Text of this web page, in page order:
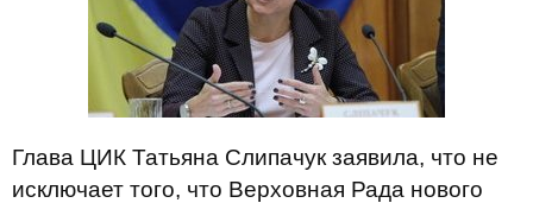
Глава ЦИК Татьяна Слипачук заявила, что не
исключает того, что Верховная Рада нового